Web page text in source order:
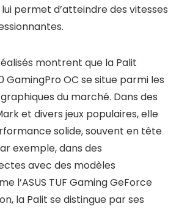
permet d’atteindre des vitesses
montrent que la Palit
GamingPro OC se situe parmi les
du marché. Dans des
et divers jeux populaires, elle
solide, souvent en tête
exemple, dans des
avec des modèles
l’ASUS TUF Gaming GeForce
la Palit se distingue par ses